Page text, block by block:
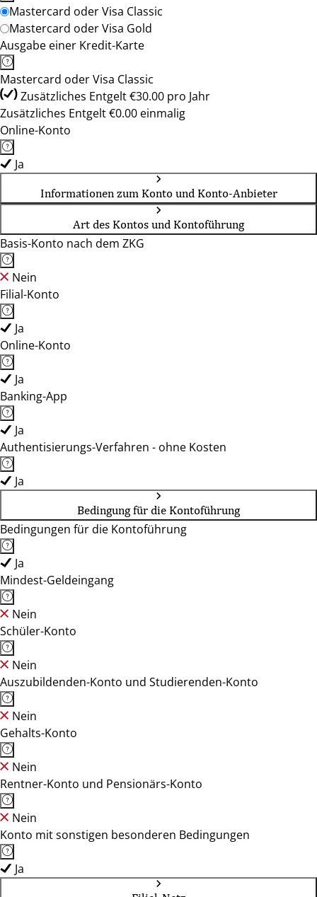
Mastercard oder Visa Classic
Mastercard oder Visa Gold
Ausgabe einer Kredit-Karte
Mastercard oder Visa Classic
Zusätzliches Entgelt €30.00 pro Jahr
Zusätzliches Entgelt €0.00 einmalig
Online-Konto
Ja
Informationen zum Konto und Konto-Anbieter
Art des Kontos und Kontoführung
Basis-Konto nach dem ZKG
Nein
Filial-Konto
Ja
Online-Konto
Ja
Banking-App
Ja
Authentisierungs-Verfahren - ohne Kosten
Ja
Bedingung für die Kontoführung
Bedingungen für die Kontoführung
Ja
Mindest-Geldeingang
Nein
Schüler-Konto
Nein
Auszubildenden-Konto und Studierenden-Konto
Nein
Gehalts-Konto
Nein
Rentner-Konto und Pensionärs-Konto
Nein
Konto mit sonstigen besonderen Bedingungen
Ja